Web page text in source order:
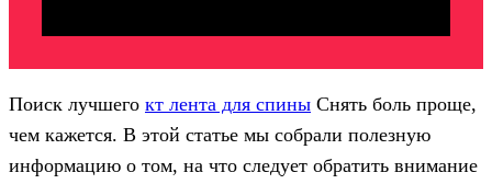
Поиск лучшего кт лента для спины Снять боль проще,
чем кажется. В этой статье мы собрали полезную
информацию о том, на что следует обратить внимание